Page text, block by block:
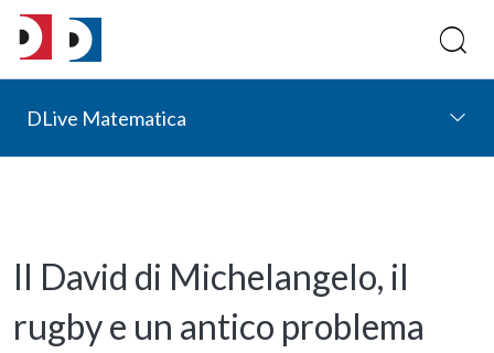
DLive Matematica
Il David di Michelangelo, il
rugby e un antico problema